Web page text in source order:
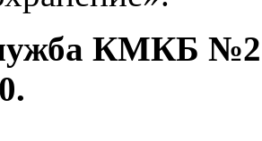
КМКБ